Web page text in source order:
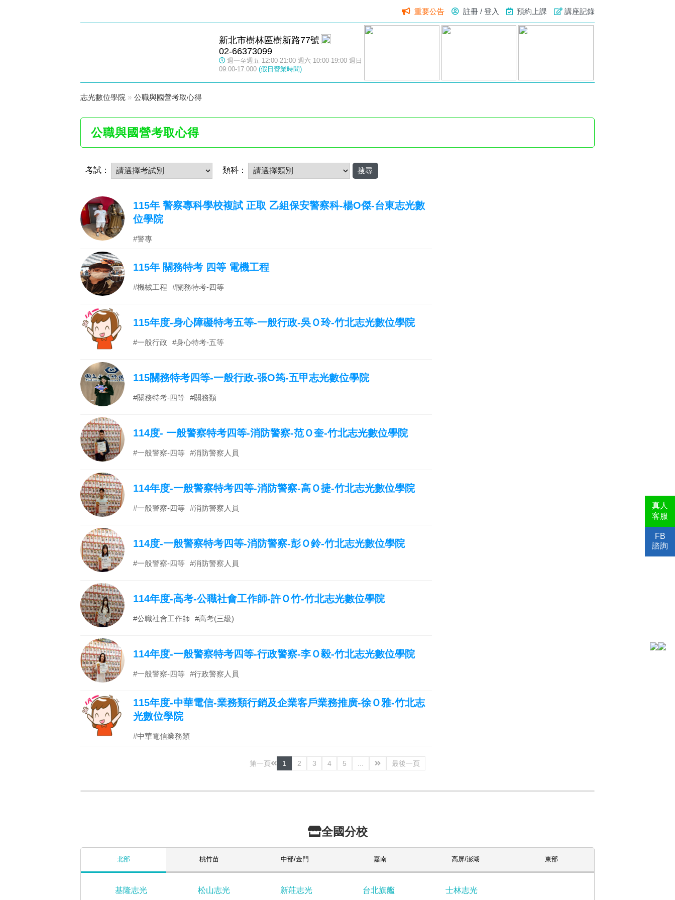
重要公告 註冊 / 登入 預約上課 講座記錄
新北市樹林區樹新路77號
02-66373099
週一至週五 12:00-21:00 週六 10:00-19:00 週日
09:00-17:000 (假日營業時間)
真人
客服
FB
諮詢
志光數位學院 » 公職與國營考取心得
公職與國營考取心得
考試： 類科：
115年 警察專科學校複試 正取 乙組保安警察科-楊O傑-台東志光數
位學院
#警專
115年 關務特考 四等 電機工程
#機械工程 #關務特考-四等
115年度-身心障礙特考五等-一般行政-吳Ｏ玲-竹北志光數位學院
#一般行政 #身心特考-五等
115關務特考四等-一般行政-張O筠-五甲志光數位學院
#關務特考-四等 #關務類
114度- 一般警察特考四等-消防警察-范Ｏ奎-竹北志光數位學院
#一般警察-四等 #消防警察人員
114年度-一般警察特考四等-消防警察-高Ｏ捷-竹北志光數位學院
#一般警察-四等 #消防警察人員
114度-一般警察特考四等-消防警察-彭Ｏ鈴-竹北志光數位學院
#一般警察-四等 #消防警察人員
114年度-高考-公職社會工作師-許Ｏ竹-竹北志光數位學院
#公職社會工作師 #高考(三級)
114年度-一般警察特考四等-行政警察-李Ｏ毅-竹北志光數位學院
#一般警察-四等 #行政警察人員
115年度-中華電信-業務類行銷及企業客戶業務推廣-徐Ｏ雅-竹北志
光數位學院
#中華電信業務類
第一頁 1 2 3 4 5 最後一頁
全國分校
北部 桃竹苗 中部/金門 嘉南 高屏/澎湖 東部
基隆志光 松山志光 新莊志光 台北旗艦 士林志光